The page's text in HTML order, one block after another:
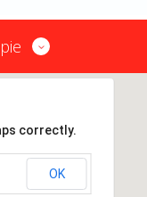
correctly.
OK